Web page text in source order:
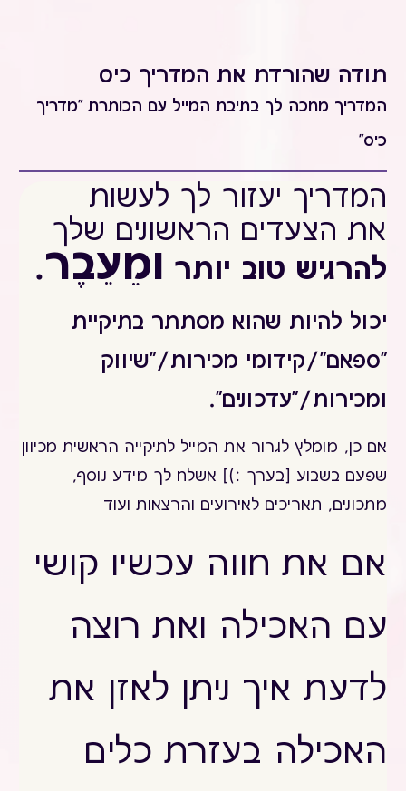
תודה שהורדת את המדריך כיס
המדריך מחכה לך בתיבת המייל עם הכותרת "מדריך
כיס"
המדריך יעזור לך לעשות
את הצעדים הראשונים שלך
להרגיש טוב יותר ומֵעֵבֶר.
יכול להיות שהוא מסתתר בתיקיית
"ספאם"/קידומי מכירות/"שיווק
ומכירות/"עדכונים".
אם כן, מומלץ לגרור את המייל לתיקייה הראשית מכיוון
שפעם בשבוע [בערך :)] אשלח לך מידע נוסף,
מתכונים, תאריכים לאירועים והרצאות ועוד
אם את חווה עכשיו קושי
עם האכילה ואת רוצה
לדעת איך ניתן לאזן את
האכילה בעזרת כלים